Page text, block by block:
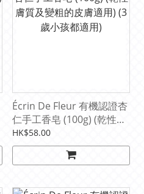
Écrin De Fleur 有機認證杏
仁手工香皂 (100g) (乾性膚
質及變粗的皮膚適用) (3歲
小孩都適用)
HK$58.00